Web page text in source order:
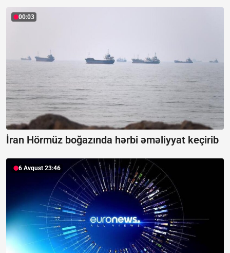
00:03
İran Hörmüz boğazında hərbi əməliyyat keçirib
6 Avqust 23:46